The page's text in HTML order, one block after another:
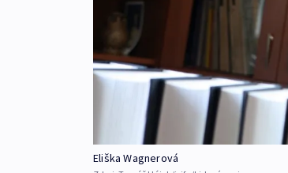
Eliška Wagnerová